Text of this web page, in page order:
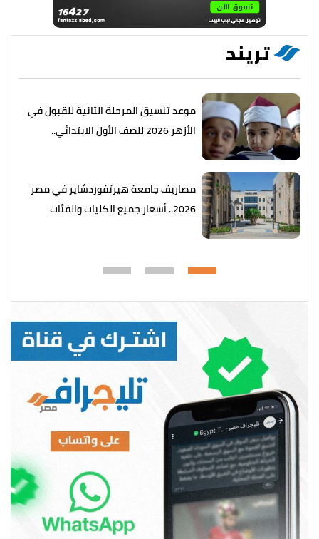
تريند
موعد تنسيق المرحلة الثانية للقبول في
الأزهر 2026 للصف الأول الابتدائي..
مصاريف جامعة هيرتفوردشاير في مصر
2026.. أسعار جميع الكليات والفئات